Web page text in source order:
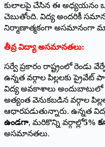
కులాలపై చేసిన ఈ అధ్యయనం
చెబుతోంది. విద్య అందరికీ
నిర్మాణాత్మకంగా అసమానంగా
తీవ్ర విద్యా అసమానతలు:
సర్వే ప్రకారం రాష్ట్రంలో రెండు
ఉన్నత వర్గాల పిల్లలకు ప్రైవేట్
విద్య అవకాశాలు
అత్యంత వెనుకబడిన వర్గాల
ఆధారపడుతున్నారు. ఉన్నత
ఉండగా, మరికొన్ని వర్గాల్లో5%
అసమానతలు.